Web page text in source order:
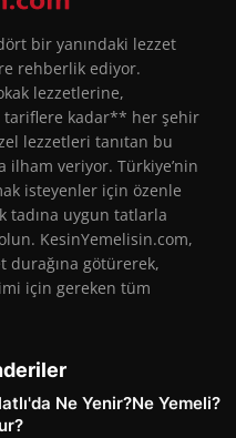
bir yanındaki lezzet
rehberlik ediyor.
lezzetlerine,
tariflere kadar** her şehir
lezzetleri tanıtan bu
veriyor. Türkiye’nin
isteyenler için özenle
tadına uygun tatlarla
KesinYemelisin.com,
durağına götürerek,
için gereken tüm
Ne Yenir?Ne Yemeli?